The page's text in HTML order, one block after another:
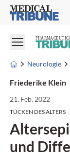
Medical Tribune
Neurologie
Friederike Klein
21. Feb. 2022
TÜCKEN DES ALTERS
und